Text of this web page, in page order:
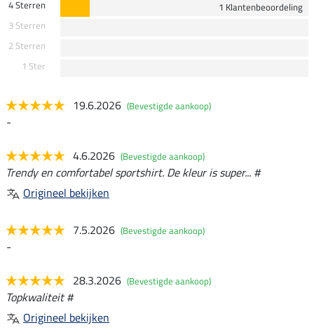
4 Sterren
1 Klantenbeoordeling
3 Sterren
2 Sterren
1 Ster
19.6.2026 (Bevestigde aankoop)
-
4.6.2026 (Bevestigde aankoop)
Trendy en comfortabel sportshirt. De kleur is super... #
Origineel bekijken
7.5.2026 (Bevestigde aankoop)
-
28.3.2026 (Bevestigde aankoop)
Topkwaliteit #
Origineel bekijken